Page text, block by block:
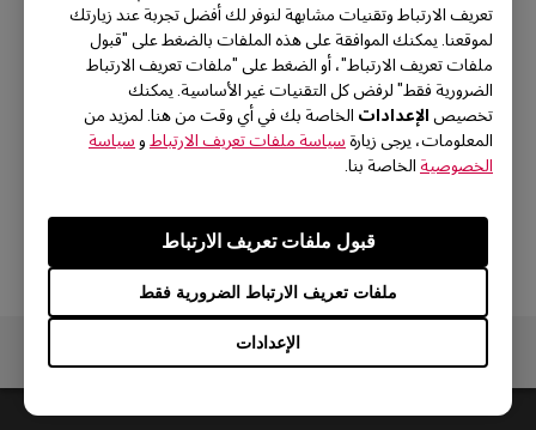
تعريف الارتباط وتقنيات مشابهة لنوفر لك أفضل تجربة عند زيارتك
لموقعنا. يمكنك الموافقة على هذه الملفات بالضغط على "قبول
ملفات تعريف الارتباط"، أو الضغط على "ملفات تعريف الارتباط
الضرورية فقط" لرفض كل التقنيات غير الأساسية. يمكنك
تخصيص الإعدادات الخاصة بك في أي وقت من هنا. لمزيد من
المعلومات، يرجى زيارة سياسة ملفات تعريف الارتباط و سياسة
الخصوصية الخاصة بنا.
الإعدادات
ملفات تعريف الارتباط الضرورية فقط
قبول ملفات تعريف الارتباط